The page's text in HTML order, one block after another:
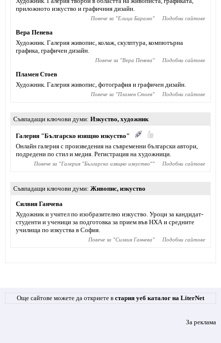
приложното изкуство и графичния дизайн.
Повече за "Елица Барамо" Подобни сайтове
Вера Пенева
Художник. Галерия живопис, колаж, скулптура, компютърна
графика, графичен дизайн.
Повече за "Вера Пенева" Подобни сайтове
Пламен Стоев
Художник. Галерия живопис, фотография и графичен дизайн.
Повече за "Пламен Стоев" Подобни сайтове
Съвпадащи ключови думи Изкуство, художник
Галерия "Българско изящно изкуство"
Онлайн галерия с произведения на съвременни български автори,
подредени по стил и медия. Регистрация на художници.
Повече за "Галерия "Българско изящно изкуство"" Подобни сайтове
Съвпадащи ключови думи Живопис, изкуство
Силвия Ганчева
Художник и учител по изобразително изкуство. Уроци за кандидат-
студенти и ученици за подготовка за прием във НХА и средните
училища по изкуства в София.
Повече за "Силвия Ганчева" Подобни сайтове
Още сайтове можете да откриете в стария уеб каталог на LiterNet
За реклама